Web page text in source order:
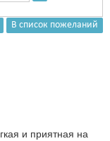
и приятная на